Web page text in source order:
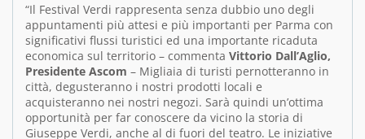
“Il Festival Verdi rappresenta senza dubbio uno degli
appuntamenti più attesi e più importanti per Parma con
significativi flussi turistici ed una importante ricaduta
economica sul territorio – commenta Vittorio Dall’Aglio,
Presidente Ascom – Migliaia di turisti pernotteranno in
città, degusteranno i nostri prodotti locali e
acquisteranno nei nostri negozi. Sarà quindi un’ottima
opportunità per far conoscere da vicino la storia di
Giuseppe Verdi, anche al di fuori del teatro. Le iniziative